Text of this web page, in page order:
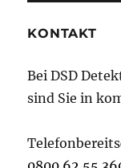
KONTAKT
Bei DSD
sind Sie in